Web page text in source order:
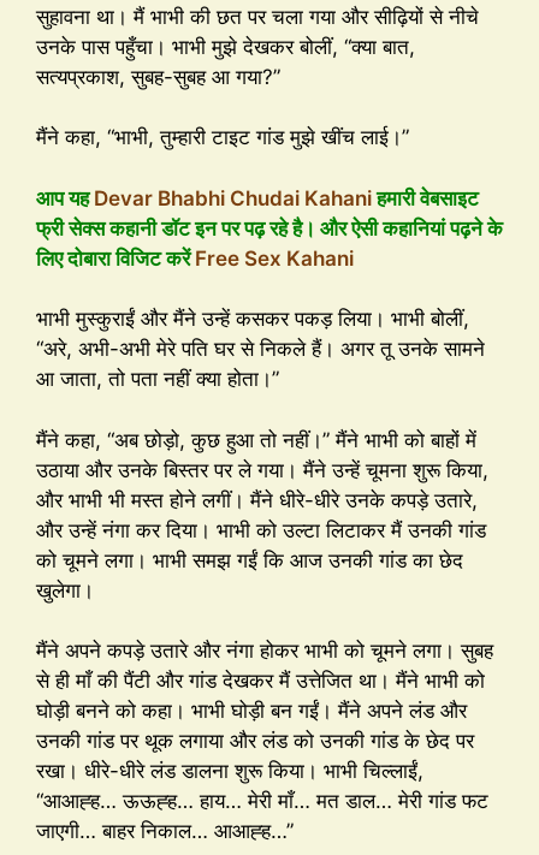
सुहावना था। मैं भाभी की छत पर चला गया और सीढ़ियों से नीचे
उनके पास पहुँचा। भाभी मुझे देखकर बोलीं, “क्या बात,
सत्यप्रकाश, सुबह-सुबह आ गया?”
मैंने कहा, “भाभी, तुम्हारी टाइट गांड मुझे खींच लाई।”
आप यहDevar Bhabhi Chudai Kahaniहमारी वेबसाइट
फ्री सेक्स कहानी डॉट इन पर पढ़ रहे है। और ऐसी कहानियां पढ़ने के
लिए दोबारा विजिट करेंFree Sex Kahani
भाभी मुस्कुराईं और मैंने उन्हें कसकर पकड़ लिया। भाभी बोलीं,
“अरे, अभी-अभी मेरे पति घर से निकले हैं। अगर तू उनके सामने
आ जाता, तो पता नहीं क्या होता।”
मैंने कहा, “अब छोड़ो, कुछ हुआ तो नहीं।” मैंने भाभी को बाहों में
उठाया और उनके बिस्तर पर ले गया। मैंने उन्हें चूमना शुरू किया,
और भाभी भी मस्त होने लगीं। मैंने धीरे-धीरे उनके कपड़े उतारे,
और उन्हें नंगा कर दिया। भाभी को उल्टा लिटाकर मैं उनकी गांड
को चूमने लगा। भाभी समझ गईं कि आज उनकी गांड का छेद
खुलेगा।
मैंने अपने कपड़े उतारे और नंगा होकर भाभी को चूमने लगा। सुबह
से ही माँ की पैंटी और गांड देखकर मैं उत्तेजित था। मैंने भाभी को
घोड़ी बनने को कहा। भाभी घोड़ी बन गईं। मैंने अपने लंड और
उनकी गांड पर थूक लगाया और लंड को उनकी गांड के छेद पर
रखा। धीरे-धीरे लंड डालना शुरू किया। भाभी चिल्लाईं,
“आआह्ह… ऊऊह्ह… हाय… मेरी माँ… मत डाल… मेरी गांड फट
जाएगी… बाहर निकाल… आआह्ह…”